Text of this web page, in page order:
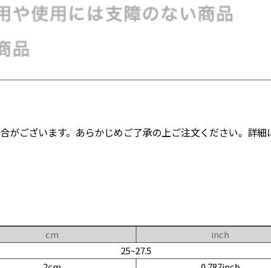
がございます。あらかじめご了承の上ご注文ください。詳細
cm
inch
25~27.5